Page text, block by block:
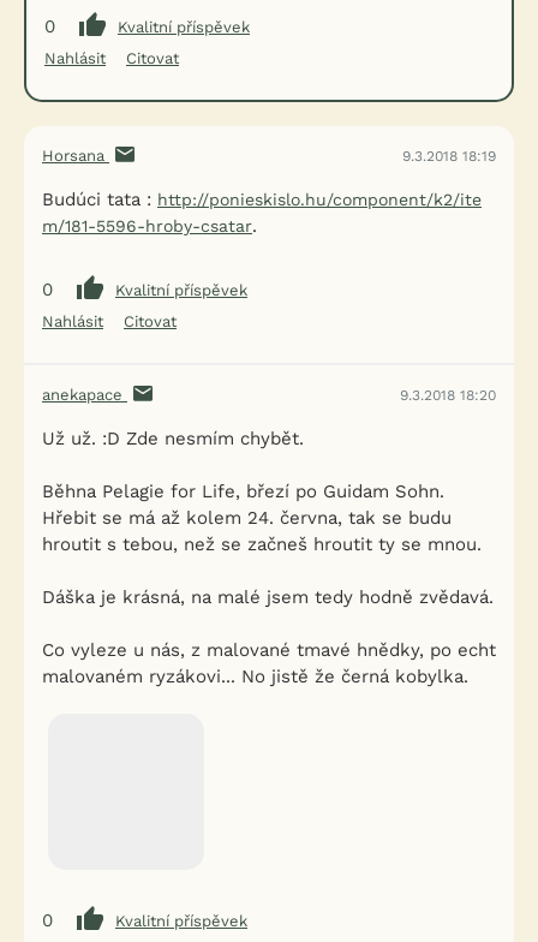
0
Kvalitní příspěvek
Nahlásit
Citovat
Horsana 9.3.2018 18:19
Budúci tata : http://ponieskislo.hu/component/k2/ite
m/181-5596-hroby-csatar.
0
Kvalitní příspěvek
Nahlásit
Citovat
anekapace 9.3.2018 18:20
Už už. :D Zde nesmím chybět.
Běhna Pelagie for Life, březí po Guidam Sohn.
Hřebit se má až kolem 24. června, tak se budu
hroutit s tebou, než se začneš hroutit ty se mnou.
Dáška je krásná, na malé jsem tedy hodně zvědavá.
Co vyleze u nás, z malované tmavé hnědky, po echt
malovaném ryzákovi... No jistě že černá kobylka.
0
Kvalitní příspěvek